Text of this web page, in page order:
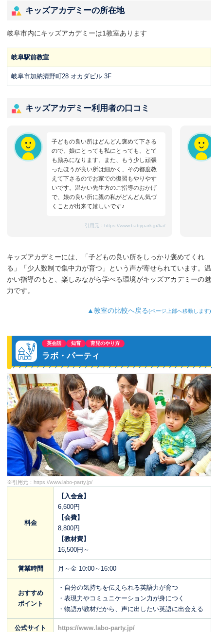
キッズアカデミーの所在地
岐阜市内にキッズアカデミーは1教室あります
岐阜駅前教室
岐阜市加納清野町28 オカダビル 3F
キッズアカデミー利用者の口コミ
子どもの良い所はどんどん褒めて下さる
ので、娘にとっても私にとっても、とて
も励みになります。また、もう少し頑張
ったほうが良い所は細かく、その都度教
えて下さるのでお家での復習もやりやす
いです。温かい先生方のご指導のおかげ
で、娘の良い所に親の私がどんどん気づ
くことが出来て嬉しいです♪
引用元： https://www.babypark.jp/ka/
キッズアカデミーには、「子どもの良い所をしっかり褒めてくれ
る」「少人数制で集中力が育つ」という声が寄せられています。温
かい指導のもと、楽しみながら学べる環境がキッズアカデミーの魅
力です。
▲教室の比較へ戻る(ページ上部へ移動します)
英会話 知育 育児のやり方
ラボ・パーティ
※引用元： https://www.labo-party.jp/
料金
【入会金】
6,600円
【会費】
8,800円
【教材費】
16,500円～
営業時間 月～金 10:00～16:00
おすすめ
ポイント
・自分の気持ちを伝えられる英語力が育つ
・表現力やコミュニケーション力が身につく
・物語が教材だから、声に出したい英語に出会える
公式サイト https://www.labo-party.jp/